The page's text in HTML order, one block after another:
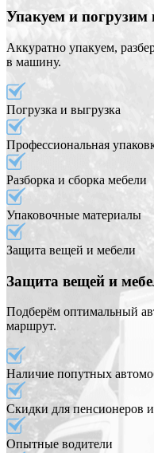
Упакуем и погрузим
Аккуратно упакуем,
в машину.
Погрузка и выгрузка
Профессиональная
Разборка и сборка мебели
Упаковочные материалы
Защита вещей и мебели
Защита вещей и
Подберём оптимальный
маршрут.
Наличие попутных
Скидки для пенсионеров
Опытные водители